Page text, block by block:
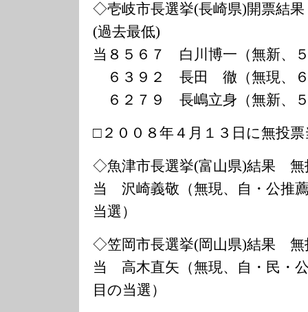
◇壱岐市長選挙(長崎県)開票結
(過去最低)
当８５６７ 白川博一（無新、
６３９２ 長田 徹（無現、
６２７９ 長嶋立身（無新、
□２００８年４月１３日に無投
◇魚津市長選挙(富山県)結果 無
当 沢崎義敬（無現、自・公推
当選）
◇笠岡市長選挙(岡山県)結果 無
当 高木直矢（無現、自・民・
目の当選）